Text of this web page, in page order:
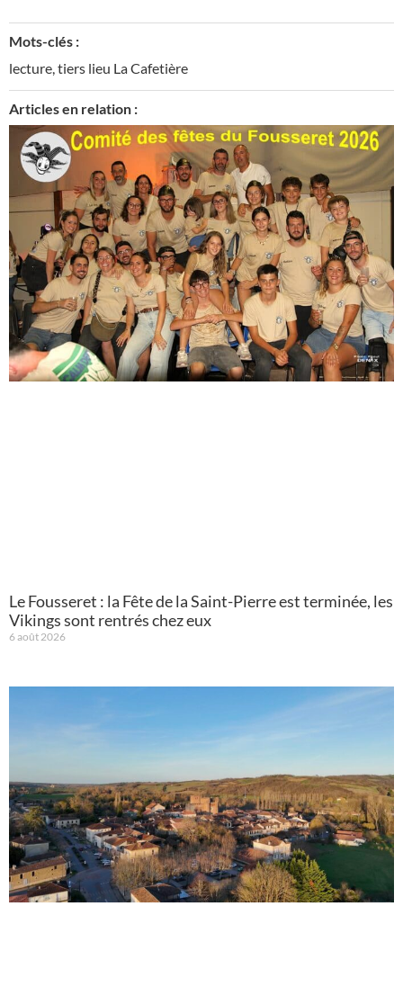
Mots-clés :
lecture,tiers lieu La Cafetière
Articles en relation :
Le Fousseret : la Fête de la Saint-Pierre est terminée, les
Vikings sont rentrés chez eux
6 août 2026